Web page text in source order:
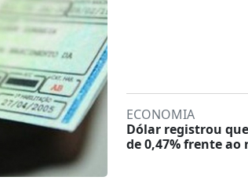
ECONOMIA
Dólar registrou
de 0,47% frente ao